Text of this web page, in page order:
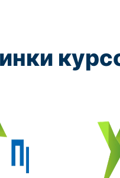
Курс обучения:
Курс обучения:
отливок, изделий и
180 часов
руб.
Курс